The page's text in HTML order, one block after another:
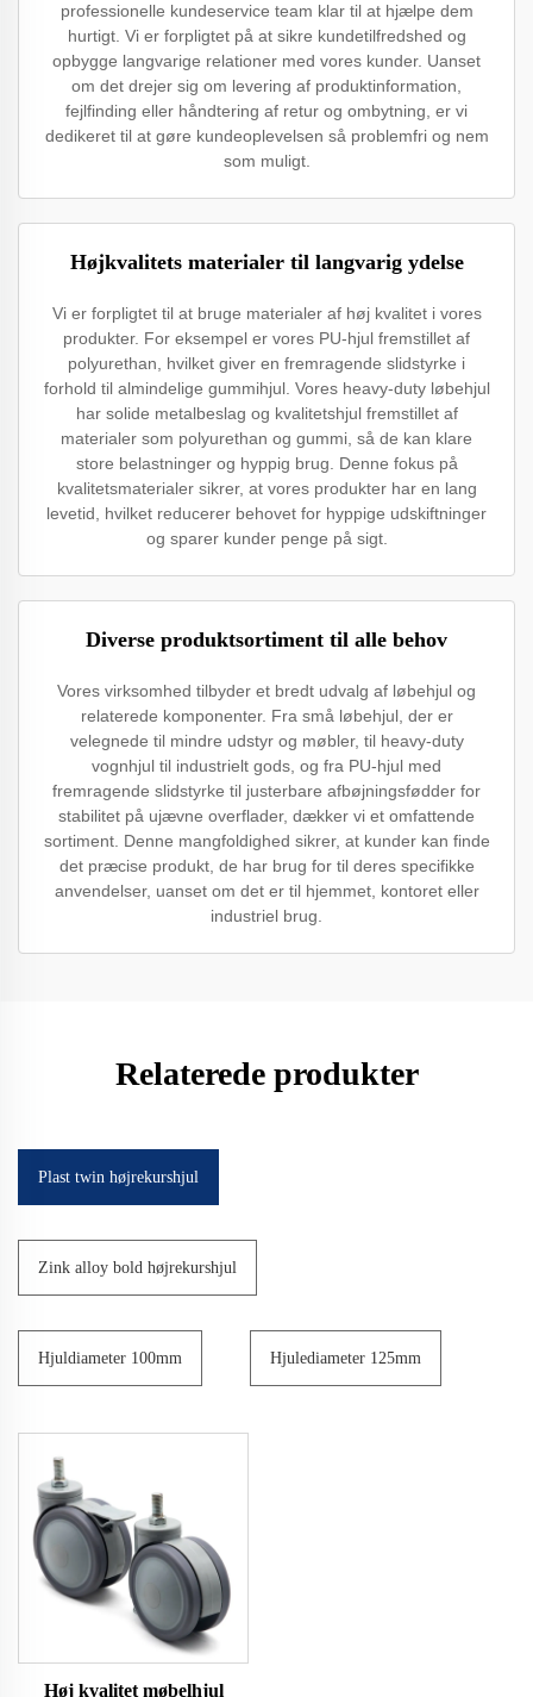
professionelle kundeservice team klar til at hjælpe dem
hurtigt. Vi er forpligtet på at sikre kundetilfredshed og
opbygge langvarige relationer med vores kunder. Uanset
om det drejer sig om levering af produktinformation,
fejlfinding eller håndtering af retur og ombytning, er vi
dedikeret til at gøre kundeoplevelsen så problemfri og nem
som muligt.
Højkvalitets materialer til langvarig ydelse
Vi er forpligtet til at bruge materialer af høj kvalitet i vores
produkter. For eksempel er vores PU-hjul fremstillet af
polyurethan, hvilket giver en fremragende slidstyrke i
forhold til almindelige gummihjul. Vores heavy-duty løbehjul
har solide metalbeslag og kvalitetshjul fremstillet af
materialer som polyurethan og gummi, så de kan klare
store belastninger og hyppig brug. Denne fokus på
kvalitetsmaterialer sikrer, at vores produkter har en lang
levetid, hvilket reducerer behovet for hyppige udskiftninger
og sparer kunder penge på sigt.
Diverse produktsortiment til alle behov
Vores virksomhed tilbyder et bredt udvalg af løbehjul og
relaterede komponenter. Fra små løbehjul, der er
velegnede til mindre udstyr og møbler, til heavy-duty
vognhjul til industrielt gods, og fra PU-hjul med
fremragende slidstyrke til justerbare afbøjningsfødder for
stabilitet på ujævne overflader, dækker vi et omfattende
sortiment. Denne mangfoldighed sikrer, at kunder kan finde
det præcise produkt, de har brug for til deres specifikke
anvendelser, uanset om det er til hjemmet, kontoret eller
industriel brug.
Relaterede produkter
Plast twin højrekurshjul
Zink alloy bold højrekurshjul
Hjuldiameter 100mm Hjulediameter 125mm
Høj kvalitet møbelhjul